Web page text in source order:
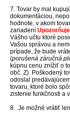
7. Tovar by mal
dokumentáciou,
hodnote, v akom
zariadení
Vášho učtu ktoré
Vašou správou a
prípade, že bude
(porušená záručná
kúpnu cenu znížiť o
obč. Z). Poškodený
odoslal
tovaru, ktoré bolo
zistenie funkčnosti a
8. Je možné vrátiť